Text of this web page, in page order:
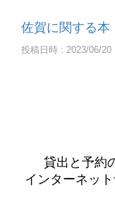
佐賀に関する本
投稿日時 : 2023/06/20
貸出と予約
インターネッ